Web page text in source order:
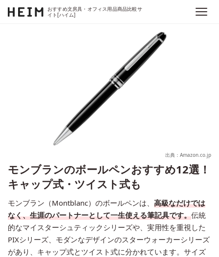
おすすめ文房具・オフィス用品商品比較サ
イト[ハイム]
出典：Amazon.co.jp
モンブランのボールペンおすすめ12選！
キャップ式・ツイスト式も
モンブラン（Montblanc）のボールペンは、 高級なだけでは
なく、生涯のパートナーとして一生使える筆記具です。伝統
的なマイスターシュティックシリーズや、実用性を重視した
PIXシリーズ、モダンなデザインのスターウォーカーシリーズ
があり、キャップ式とツイスト式に分かれています。サイズ